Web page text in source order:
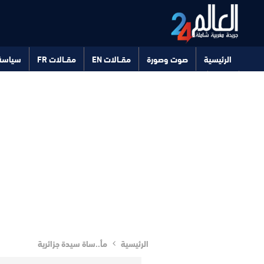
الرئيسية صوت وصورة مقــالات EN مقــالات FR
الرئيسية مأ..ساة سيدة جزائرية